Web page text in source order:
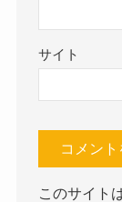
サイト
このサイト